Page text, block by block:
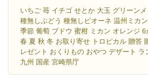
いちご 苺 イチゴ せとか 大玉 グリーン
種無しぶどう 種無しピオーネ 温州ミカ
季節 葡萄 ブドウ 蜜柑 ミカン オレンジ 6
春 夏 秋 冬 お取り寄せ トロピカル 贈答
レゼント おくりもの おやつ デザート ラ
九州 国産 宮崎県庁